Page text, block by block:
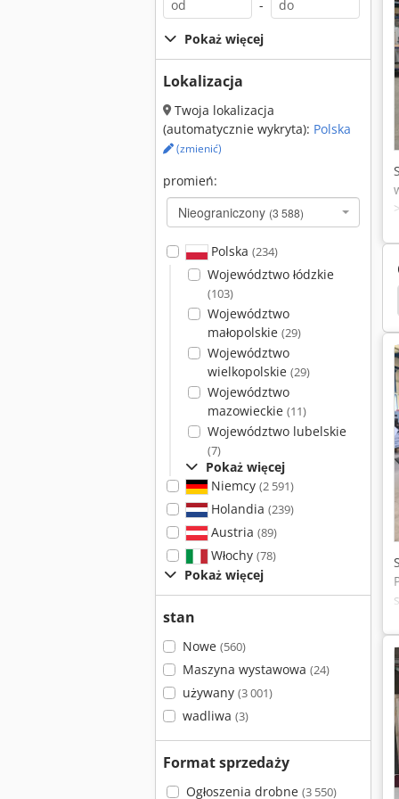
-
Pokaż więcej
Lokalizacja
Twoja lokalizacja
(automatycznie wykryta): Polska
(zmienić)
promień:
Nieograniczony (3 588)
Polska (234)
Województwo łódzkie
(103)
Województwo
małopolskie (29)
Województwo
wielkopolskie (29)
Województwo
mazowieckie (11)
Województwo lubelskie
(7)
Pokaż więcej
Niemcy (2 591)
Holandia (239)
Austria (89)
Włochy (78)
Pokaż więcej
stan
Nowe (560)
Maszyna wystawowa (24)
używany (3 001)
wadliwa (3)
Format sprzedaży
Ogłoszenia drobne (3 550)
Vem